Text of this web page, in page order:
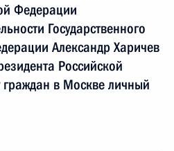
Федерации
Государственного
Александр Харичев
Российской
в Москве личный